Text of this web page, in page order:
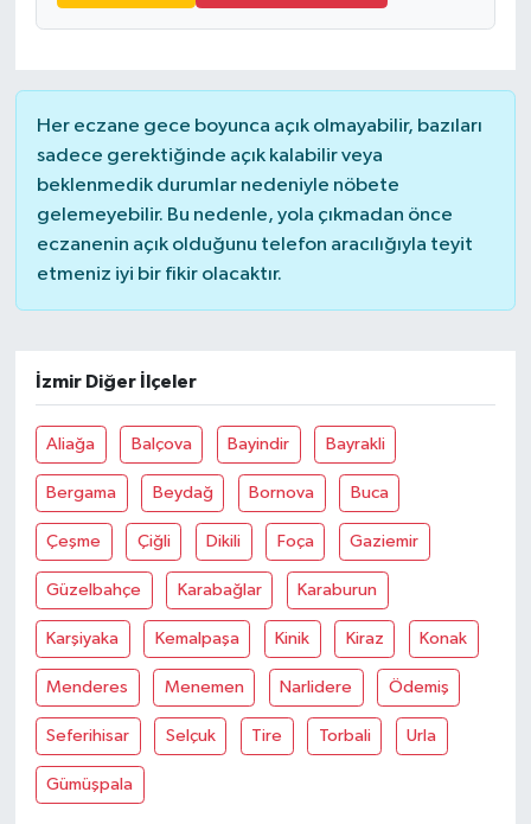
Her eczane gece boyunca açık olmayabilir, bazıları
sadece gerektiğinde açık kalabilir veya
beklenmedik durumlar nedeniyle nöbete
gelemeyebilir. Bu nedenle, yola çıkmadan önce
eczanenin açık olduğunu telefon aracılığıyla teyit
etmeniz iyi bir fikir olacaktır.
İzmir Diğer İlçeler
Aliağa Balçova Bayindir Bayrakli
Bergama Beydağ Bornova Buca
Çeşme Çiğli Dikili Foça Gaziemir
Güzelbahçe Karabağlar Karaburun
Karşiyaka Kemalpaşa Kinik Kiraz Konak
Menderes Menemen Narlidere Ödemiş
Seferihisar Selçuk Tire Torbali Urla
Gümüşpala